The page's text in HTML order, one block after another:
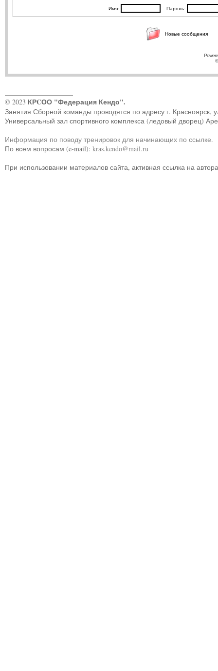
Имя: Пароль:
Новые сообщения
© 2023 КРCОО "Федерация Кендо".
Занятия Сборной команды проводятся по адресу г. Красноярск,
Универсальный зал спортивного комплекса (ледовый дворец)
Информация по поводу тренировок для начинающих по ссылке.
По всем вопросам (e-mail): kras.kendo@mail.ru
При использовании материалов сайта, активная ссылка на